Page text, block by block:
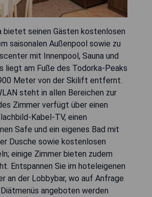
bietet seinen Gästen kostenlosen
saisonalen Außenpool sowie zu
mit Innenpool, Sauna und
liegt am Fuße des Todorka-Peaks
Meter von der Skilift entfernt.
steht in allen Bereichen zur
Zimmer verfügt über einen
Kabel-TV, einen
Safe und ein eigenes Bad mit
Dusche sowie kostenlosen
einige Zimmer bieten zudem
Entspannen Sie im hoteleigenen
an der Lobbybar, wo auf Anfrage
angeboten werden